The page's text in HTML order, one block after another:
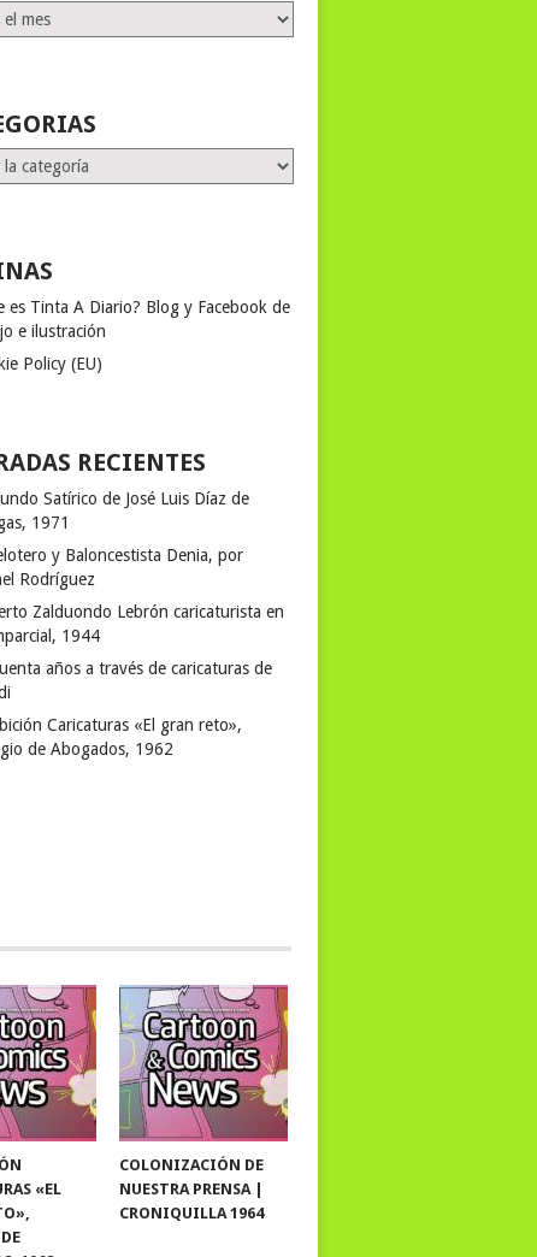
es Tinta A Diario? Blog y Facebook de
e ilustración
Policy (EU)
RECIENTES
Satírico de José Luis Díaz de
1971
y Baloncestista Denia, por
Rodríguez
Zalduondo Lebrón caricaturista en
1944
años a través de caricaturas de
Caricaturas «El gran reto»,
de Abogados, 1962
«EL
COLONIZACIÓN DE
NUESTRA PRENSA |
CRONIQUILLA 1964